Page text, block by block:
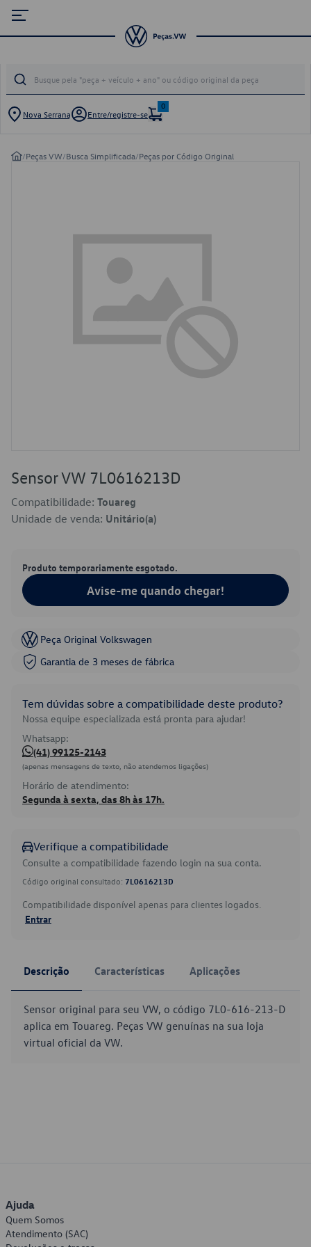
Nova Serrana Entre/registre-se
0
/Peças VW/Busca Simplificada/Peças por Código Original
Sensor VW 7L0616213D
Compatibilidade: Touareg
Unidade de venda: Unitário(a)
Produto temporariamente esgotado.
Avise-me quando chegar!
Peça Original Volkswagen
Garantia de 3 meses de fábrica
Tem dúvidas sobre a compatibilidade deste produto?
Nossa equipe especializada está pronta para ajudar!
Whatsapp:
(41) 99125-2143
(apenas mensagens de texto, não atendemos ligações)
Horário de atendimento:
Segunda à sexta, das 8h às 17h.
Verifique a compatibilidade
Consulte a compatibilidade fazendo login na sua conta.
Código original consultado: 7L0616213D
Compatibilidade disponível apenas para clientes logados.
Entrar
Descrição Características Aplicações
Sensor original para seu VW, o código 7L0-616-213-D
aplica em Touareg. Peças VW genuínas na sua loja
virtual oficial da VW.
Ajuda
Quem Somos
Atendimento (SAC)